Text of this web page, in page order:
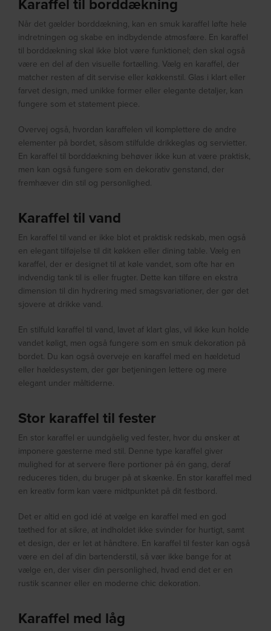
Når det gælder borddækning, kan en smuk karaffel løfte hele
indretningen og skabe en indbydende atmosfære. En karaffel
til borddækning skal ikke blot være funktionel; den skal også
være en del af den visuelle fortælling. Vælg en karaffel, der
matcher resten af dit servise eller køkkenstil. Glas i klart eller
farvet design, med unikke former eller elegante detaljer, kan
fungere som et statement piece.
Overvej også, hvordan karaffelen vil komplettere de andre
elementer på bordet, såsom stilfulde drikkeglas og servietter.
En karaffel til borddækning behøver ikke kun at være praktisk,
men kan også fungere som en dekorativ genstand, der
fremhæver din stil og personlighed.
Karaffel til vand
En karaffel til vand er ikke blot et praktisk redskab, men også
en elegant tilføjelse til dit køkken eller dining table. Vælg en
karaffel, der er designet til at køle vandet, som ofte har en
indvendig tank til is eller frugter. Dette kan tilføre en ekstra
dimension til din hydrering med smagsvariationer, der gør det
sjovere at drikke vand.
En stilfuld karaffel til vand, lavet af klart glas, vil ikke kun holde
vandet køligt, men også fungere som en smuk dekoration på
bordet. Du kan også overveje en karaffel med en hældetud
eller hældesystem, der gør betjeningen lettere og mere
elegant under måltiderne.
Stor karaffel til fester
En stor karaffel er uundgåelig ved fester, hvor du ønsker at
imponere gæsterne med stil. Denne type karaffel giver
mulighed for at servere flere portioner på én gang, deraf
reduceres tiden, du bruger på at skænke. En stor karaffel med
en kreativ form kan være midtpunktet på dit festbord.
Det er altid en god idé at vælge en karaffel med en god
tæthed for at sikre, at indholdet ikke svinder for hurtigt, samt
et design, der er let at håndtere. En karaffel til fester kan også
være en del af din bartenderstil, så vær ikke bange for at
vælge en, der viser din personlighed, hvad end det er en
rustik scanner eller en moderne chic dekoration.
Karaffel med låg